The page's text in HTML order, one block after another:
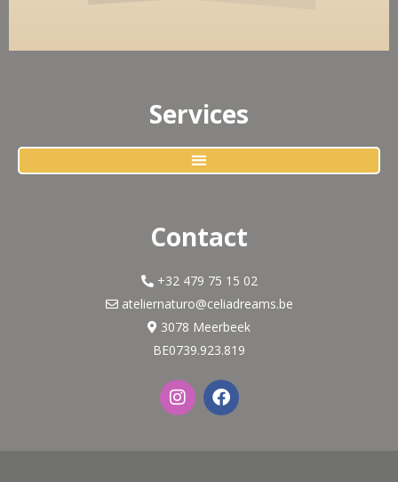
Services
Contact
+32 479 75 15 02
ateliernaturo@celiadreams.be
3078 Meerbeek
BE0739.923.819
I
n
s
F
a
c